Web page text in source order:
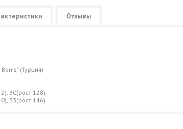
Отзывы
(Турция)
30(рост 128),
33(рост 146)